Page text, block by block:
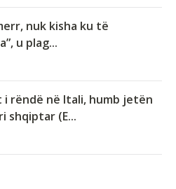
nuk kisha ku të
u plag...
i rëndë në Itali, humb jetën
shqiptar (E...